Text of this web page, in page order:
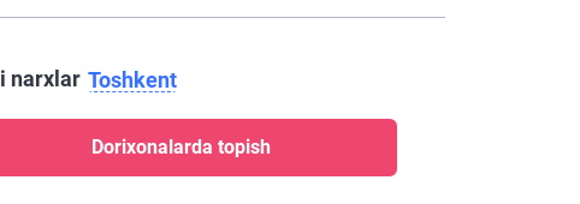
narxlar Toshkent
Dorixonalarda topish